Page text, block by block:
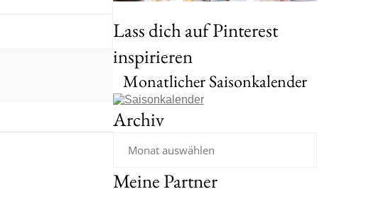
Lass dich auf Pinterest
inspirieren
Monatlicher Saisonkalender
Archiv
Meine Partner